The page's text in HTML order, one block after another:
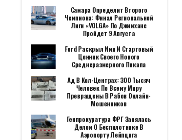
Самара Определит Второго
Чемпиона: Финал Региональной
Лиги «VOLGA» По Джимхане
Пройдет 9 Августа
Ford Раскрыл Имя И Стартовый
Ценник Своего Нового
Среднеразмерного Пикапа
Ад В Кол-Центрах: 300 Тысяч
Человек По Всему Миру
Превращены В Рабов Онлайн-
Мошенников
Генпрокуратура ФРГ Занялась
Делом О Беспилотнике В
Аэропорту Лейпцига